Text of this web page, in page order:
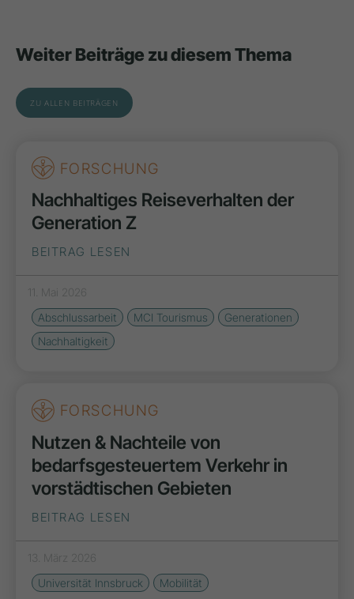
Weiter Beiträge zu diesem Thema
ZU ALLEN BEITRÄGEN
FORSCHUNG
Nachhaltiges Reiseverhalten der
Generation Z
BEITRAG LESEN
11. Mai 2026
Abschlussarbeit
MCI Tourismus
Generationen
Nachhaltigkeit
FORSCHUNG
Nutzen & Nachteile von
bedarfsgesteuertem Verkehr in
vorstädtischen Gebieten
BEITRAG LESEN
13. März 2026
Universität Innsbruck
Mobilität